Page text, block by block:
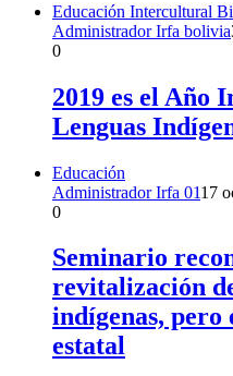
Educación Intercultural
Administrador Irfa bolivia
0
2019 es el Año
Lenguas
Educación
Administrador Irfa 0117
0
Seminario
revitalización
indígenas, pero
estatal